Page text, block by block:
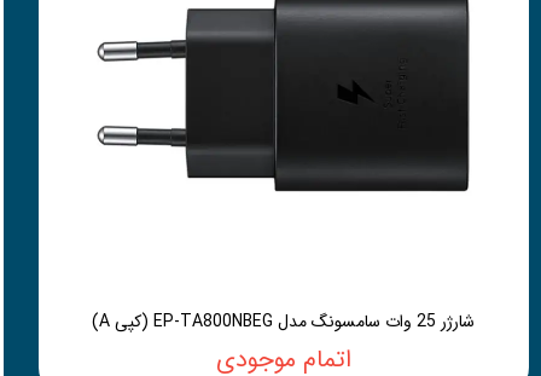
شارژر 25 وات سامسونگ مدل EP-TA800NBEG (کپی A)
اتمام موجودی